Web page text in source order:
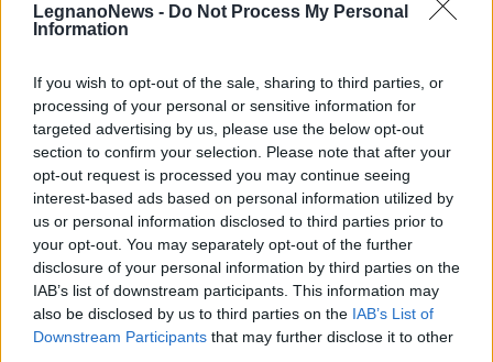
LegnanoNews - Do Not Process My Personal
Information
If you wish to opt-out of the sale, sharing to third parties, or
processing of your personal or sensitive information for
targeted advertising by us, please use the below opt-out
section to confirm your selection. Please note that after your
opt-out request is processed you may continue seeing
interest-based ads based on personal information utilized by
us or personal information disclosed to third parties prior to
your opt-out. You may separately opt-out of the further
disclosure of your personal information by third parties on the
IAB’s list of downstream participants. This information may
also be disclosed by us to third parties on the IAB’s List of
Downstream Participants that may further disclose it to other
2 di 18
Legnano
Leggi l'articolo:
La casa di via Galvani confiscata alla mafia torna alla
comunità di Legnano con cinque alloggi
Rigenerare per abitare: pronti 16 alloggi di Housing
sociale tra via dei Mille e via Galvani a Legnano